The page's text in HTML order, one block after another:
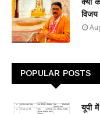
विजय
POPULAR POSTS
यूपी